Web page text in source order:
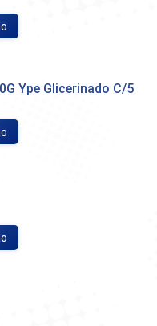
Ype Glicerinado C/5